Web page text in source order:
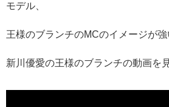
モデル、
王様のブランチのMCのイメージが強
新川優愛の王様のブランチの動画を